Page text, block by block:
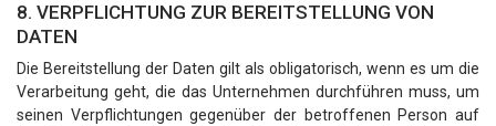
8. VERPFLICHTUNG ZUR BEREITSTELLUNG VON
DATEN
Die Bereitstellung der Daten gilt als obligatorisch, wenn es um die
Verarbeitung geht, die das Unternehmen durchführen muss, um
seinen Verpflichtungen gegenüber der betroffenen Person auf